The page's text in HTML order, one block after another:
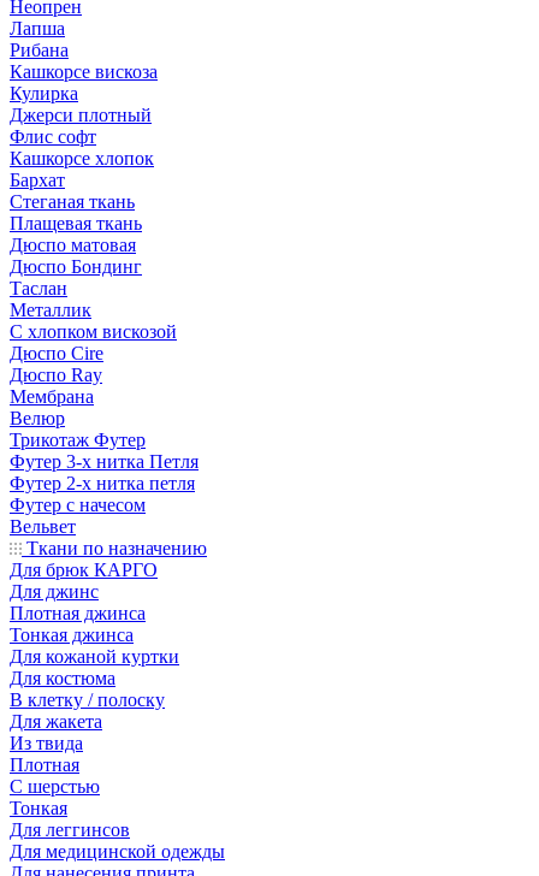
Неопрен
Лапша
Рибана
Кашкорсе вискоза
Кулирка
Джерси плотный
Флис софт
Кашкорсе хлопок
Бархат
Стеганая ткань
Плащевая ткань
Дюспо матовая
Дюспо Бондинг
Таслан
Металлик
С хлопком вискозой
Дюспо Cire
Дюспо Ray
Мембрана
Велюр
Трикотаж Футер
Футер 3-х нитка Петля
Футер 2-х нитка петля
Футер с начесом
Вельвет
Ткани по назначению
Для брюк КАРГО
Для джинс
Плотная джинса
Тонкая джинса
Для кожаной куртки
Для костюма
В клетку / полоску
Для жакета
Из твида
Плотная
С шерстью
Тонкая
Для леггинсов
Для медицинской одежды